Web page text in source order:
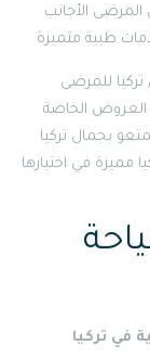
الأجانب
للمرضى
العروض الخاصة
بجمال تركيا
مميزة في اختيارها
في تركيا